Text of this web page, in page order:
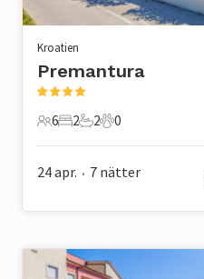
Kroatien
Premantura
6 Gäster
6
2 Sovrum
2
2 Badrum
2
0 Husdjur
0
24 apr. • 7 nätter